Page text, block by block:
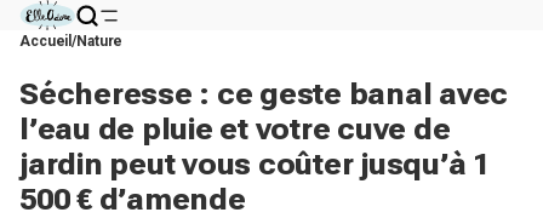
Accueil Nature
Sécheresse : ce geste banal avec
l’eau de pluie et votre cuve de
jardin peut vous coûter jusqu’à 1
500 € d’amende